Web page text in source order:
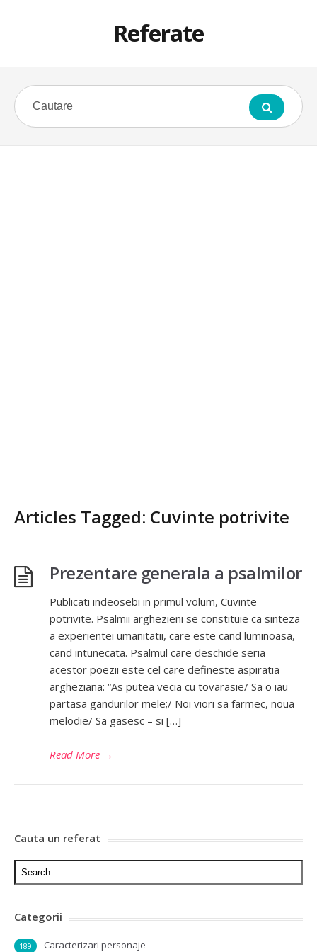
Referate
Articles Tagged: Cuvinte potrivite
Prezentare generala a psalmilor
Publicati indeosebi in primul volum, Cuvinte
potrivite. Psalmii arghezieni se constituie ca sinteza
a experientei umanitatii, care este cand luminoasa,
cand intunecata. Psalmul care deschide seria
acestor poezii este cel care defineste aspiratia
argheziana: “As putea vecia cu tovarasie/ Sa o iau
partasa gandurilor mele;/ Noi viori sa farmec, noua
melodie/ Sa gasesc – si […]
Read More →
Cauta un referat
Categorii
Caracterizari personaje
189